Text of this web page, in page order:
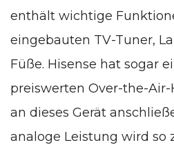
enthält wichtige
eingebauten TV-Tuner,
Füße. Hisense hat sogar
preiswerten Over-the-Air-
an dieses Gerät
analoge Leistung wird so